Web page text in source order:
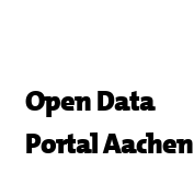
Open Data
Portal Aachen